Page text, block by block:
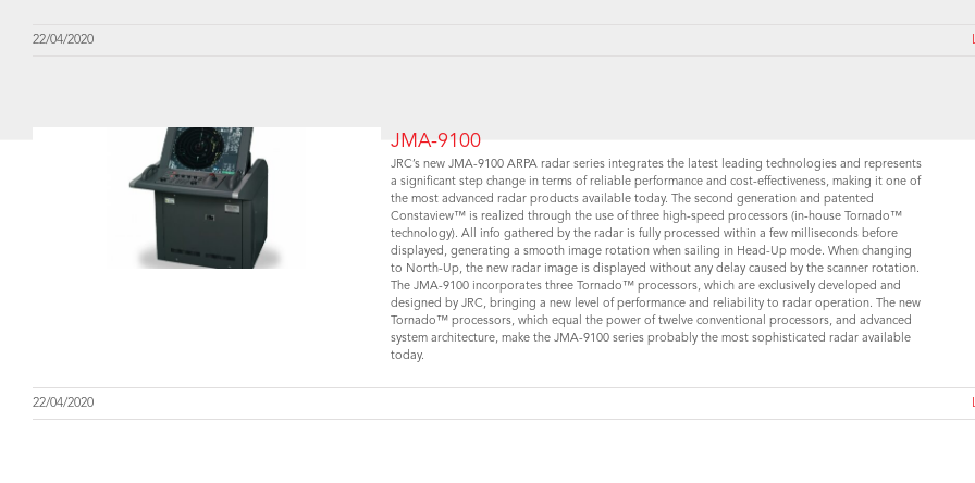
22/04/2020
JMA-9100
JRC’s new JMA-9100 ARPA radar series integrates the latest leading technologies and represents
a significant step change in terms of reliable performance and cost-effectiveness, making it one of
the most advanced radar products available today. The second generation and patented
Constaview™ is realized through the use of three high-speed processors (in-house Tornado™
technology). All info gathered by the radar is fully processed within a few milliseconds before
displayed, generating a smooth image rotation when sailing in Head-Up mode. When changing
to North-Up, the new radar image is displayed without any delay caused by the scanner rotation.
The JMA-9100 incorporates three Tornado™ processors, which are exclusively developed and
designed by JRC, bringing a new level of performance and reliability to radar operation. The new
Tornado™ processors, which equal the power of twelve conventional processors, and advanced
system architecture, make the JMA-9100 series probably the most sophisticated radar available
today.
22/04/2020